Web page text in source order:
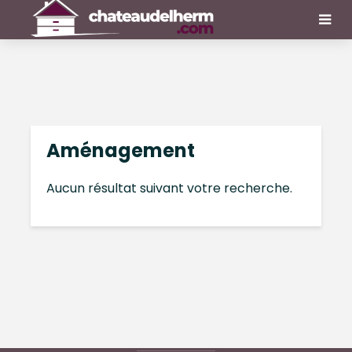
Aménagement
Aucun résultat suivant votre recherche.